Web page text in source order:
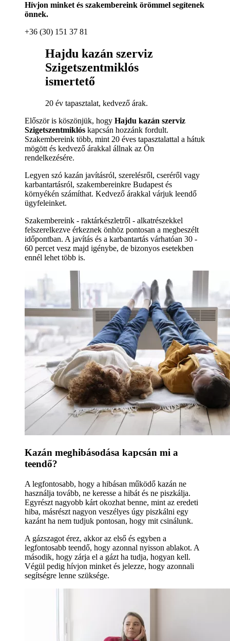
Hívjon minket és szakembereink örömmel segítenek
önnek.
+36 (30) 151 37 81
Hajdu kazán szerviz
Szigetszentmiklós
ismertető
20 év tapasztalat, kedvező árak.
Először is köszönjük, hogy Hajdu kazán szerviz
Szigetszentmiklós kapcsán hozzánk fordult.
Szakembereink több, mint 20 éves tapasztalattal a hátuk
mögött és kedvező árakkal állnak az Ön
rendelkezésére.
Legyen szó kazán javításról, szerelésről, cseréről vagy
karbantartásról, szakembereinkre Budapest és
környékén számíthat. Kedvező árakkal várjuk leendő
ügyfeleinket.
Szakembereink - raktárkészletről - alkatrészekkel
felszerelkezve érkeznek önhöz pontosan a megbeszélt
időpontban. A javítás és a karbantartás várhatóan 30 -
60 percet vesz majd igénybe, de bizonyos esetekben
ennél lehet több is.
Kazán meghibásodása kapcsán mi a
teendő?
A legfontosabb, hogy a hibásan működő kazán ne
használja tovább, ne keresse a hibát és ne piszkálja.
Egyrészt nagyobb kárt okozhat benne, mint az eredeti
hiba, másrészt nagyon veszélyes úgy piszkálni egy
kazánt ha nem tudjuk pontosan, hogy mit csinálunk.
A gázszagot érez, akkor az első és egyben a
legfontosabb teendő, hogy azonnal nyisson ablakot. A
második, hogy zárja el a gázt ha tudja, hogyan kell.
Végül pedig hívjon minket és jelezze, hogy azonnali
segítségre lenne szüksége.